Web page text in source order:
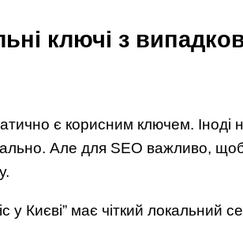
ключі з
є корисним ключем. Іноді
Але для SEO важливо, щоб
Києві” має чіткий локальний